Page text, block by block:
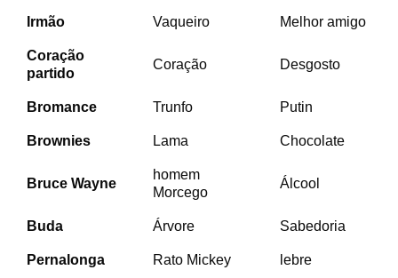
Irmão Vaqueiro Melhor amigo
Coração
partido
Coração Desgosto
Bromance Trunfo Putin
Brownies Lama Chocolate
Bruce Wayne
homem
Morcego
Álcool
Buda Árvore Sabedoria
Pernalonga Rato Mickey lebre